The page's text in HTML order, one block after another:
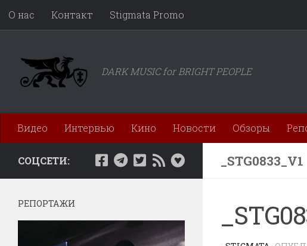
Перейти к содержимому
О нас Контакт Stigmata Promo
DARK MUSIC for BRIGHT PEOPLE
Видео Интервью Кино Новости Обзоры
_STG0833_V1
СОЦСЕТИ:
РЕПОРТАЖИ